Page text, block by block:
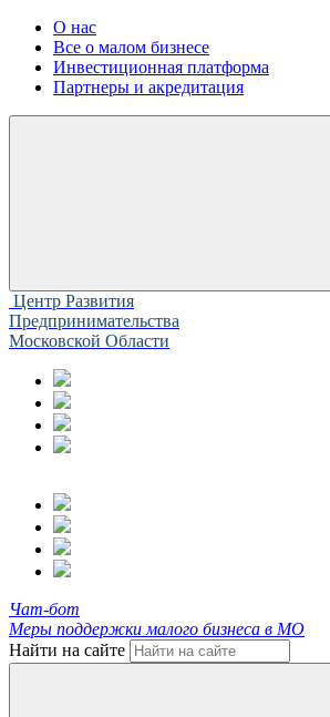
О нас
Все о малом бизнесе
Инвестиционная платформа
Партнеры и акредитация
Центр Развития
Предпринимательства
Московской Области
Чат-бот
Меры поддержки малого бизнеса в МО
Найти на сайте